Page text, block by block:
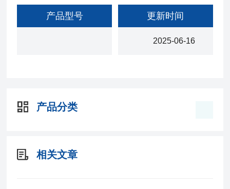
启、关闭或调节。
产品型号 更新时间
2025-06-16
产品分类
相关文章